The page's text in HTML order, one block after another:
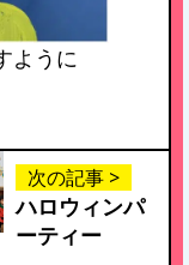
クセス
い合わせ
育について
ように
次の記事 >
ハロウィンパ
ーティー